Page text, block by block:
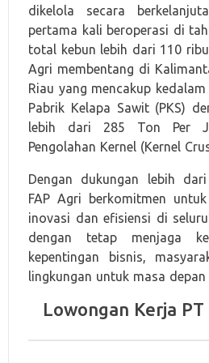
dikelola secara
pertama kali beroperasi di
total kebun lebih dari 110
Agri membentang di
Riau yang mencakup
Pabrik Kelapa Sawit (PKS)
lebih dari 285 Ton Per
Pengolahan Kernel (Kernel
Dengan dukungan lebih
FAP Agri berkomitmen
inovasi dan efisiensi di
dengan tetap menjaga
kepentingan bisnis,
lingkungan untuk masa
Lowongan Kerja